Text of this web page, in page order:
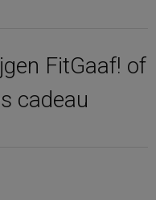
FitGaaf! of
cadeau